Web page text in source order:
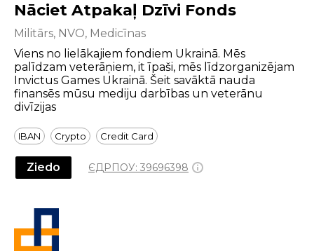
Nāciet Atpakaļ Dzīvi Fonds
Militārs, NVO, Medicīnas
Viens no lielākajiem fondiem Ukrainā. Mēs
palīdzam veterāņiem, it īpaši, mēs līdzorganizējam
Invictus Games Ukrainā. Šeit savāktā nauda
finansēs mūsu mediju darbības un veterānu
divīzijas
IBAN Crypto Credit Card
Ziedo ЄДРПОУ: 39696398